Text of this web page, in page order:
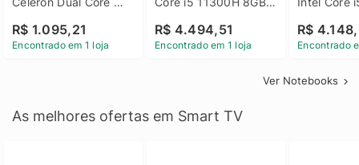
Linux 14 - 3002181
R$ 1.095,21
Encontrado em 1 loja
GTX 1650 4GB 15.6
FHD Linux - Preto
R$ 4.494,51
Encontrado em 1 loja
SSD Win
R$
Encontrado
Ver Notebooks
As melhores ofertas em Smart TV